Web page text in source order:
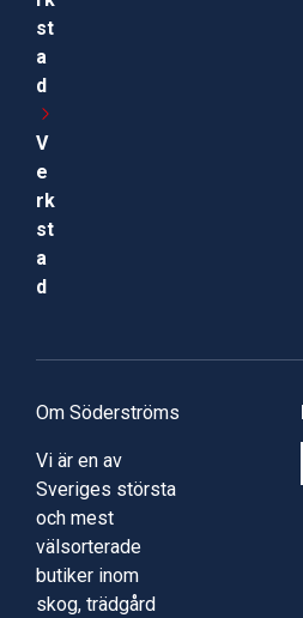
st
a
d
V
e
rk
st
a
d
Om Söderströms
Vi är en av
Sveriges största
och mest
välsorterade
butiker inom
skog, trädgård